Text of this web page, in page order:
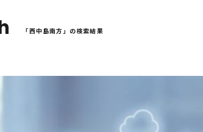
「西中島南方」の検索結果